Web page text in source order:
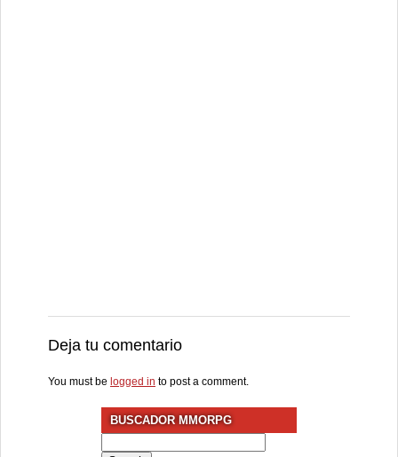
Deja tu comentario
You must be logged in to post a comment.
BUSCADOR MMORPG